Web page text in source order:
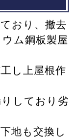
おり、撤去
ム鋼板製屋
し上屋根作
りしており劣
地も交換し